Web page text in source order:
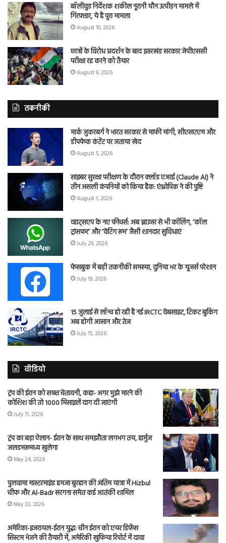
बॉलीवुड निर्देशक शकील नूरानी यौन उत्पीड़न मामले में
गिरफ्तार, ये है पूरा मामला
August 10, 2026
छात्रों के विरोध प्रदर्शन के बाद झारखंड सरकार जेपीएससी
परीक्षा रद्द करने को तैयार
August 9, 2026
तकनीकी
मार्क जुकरबर्ग ने भारत सरकार से माफी मांगी, सीएसएएम और
डीपफेक कंटेंट पर जताया खेद
August 5, 2026
साइबर सुरक्षा परीक्षण के दौरान क्लॉड एआई (Claude AI) ने
तीन असली कंपनियों को किया हैक: एंथ्रोपिक ने की पुष्टि
August 1, 2026
व्हाट्सएप के नए फीचर्स: अब ब्राउजर से भी कॉलिंग, ‘कॉल
ट्रांसफर’ और ‘वेटिंग रूम’ जैसी शानदार सुविधाएं
July 29, 2026
फेसबुक में बड़ी तकनीकी समस्या, दुनिया भर के यूजर्स परेशान
July 19, 2026
15 जुलाई से लॉन्च हो रही है नई IRCTC वेबसाइट, टिकट बुकिंग
अब होगी आसान और तेज
July 15, 2026
वीडियो
ट्रंप की ईरान को सख्त चेतावनी, कहा- अगर मुझे मारने की
कोशिश की तो 1000 मिसाइलें दाग दी जाएंगी
July 11, 2026
ट्रंप का बड़ा ऐलान- ईरान के साथ समझौता लगभग तय, हार्मुज
जलडमरूमध्य खुलेगा
May 24, 2026
पुलवामा मास्टरमाइंड हमजा बुरहान की अंतिम यात्रा में Hizbul
चीफ और Al-Badr सरगना समेत कई आतंकी शामिल
May 23, 2026
अमेरिका-इजरायल-ईरान युद्ध: चीन ईरान को एयर डिफेंस
सिस्टम भेजने की तैयारी में, अमेरिकी खुफिया रिपोर्ट में दावा